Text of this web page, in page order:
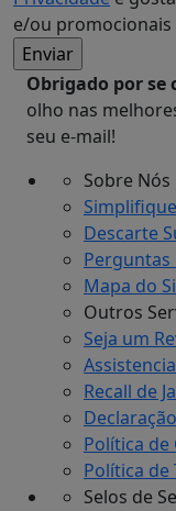
Obrigado por se
olho nas
seu e-mail!
Sobre Nós
Descarte
Perguntas
Mapa do
Outros
Seja um
Recall de
Política de
Política de
Selos de